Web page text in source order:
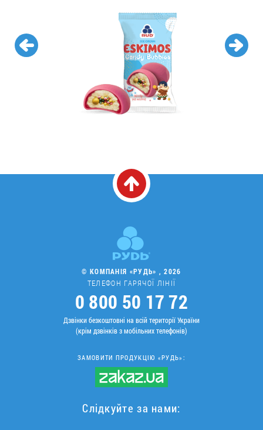
© КОМПАНІЯ «РУДЬ» , 2026
ТЕЛЕФОН ГАРЯЧОЇ ЛІНІЇ
0 800 50 17 72
Дзвінки безкоштовні на всій території України
(крім дзвінків з мобільних телефонів)
ЗАМОВИТИ ПРОДУКЦІЮ «РУДЬ»:
Слідкуйте за нами: